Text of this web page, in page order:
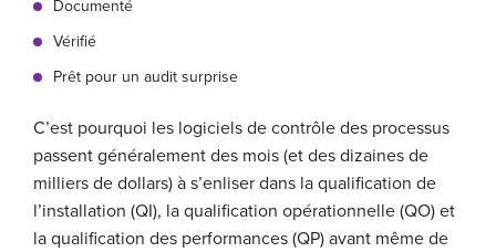
Documenté
Vérifié
Prêt pour un audit surprise
C’est pourquoi les logiciels de contrôle des processus
passent généralement des mois (et des dizaines de
milliers de dollars) à s’enliser dans la qualification de
l’installation (QI), la qualification opérationnelle (QO) et
la qualification des performances (QP) avant même de